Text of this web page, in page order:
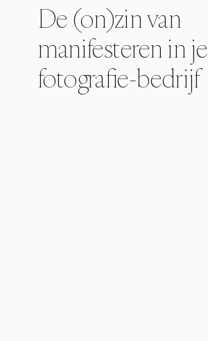
De (on)zin van
manifesteren in je
fotografie-bedrijf